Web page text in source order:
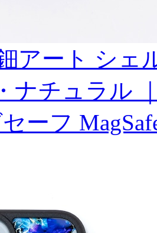
アート シェ
ナチュラル
ーフ